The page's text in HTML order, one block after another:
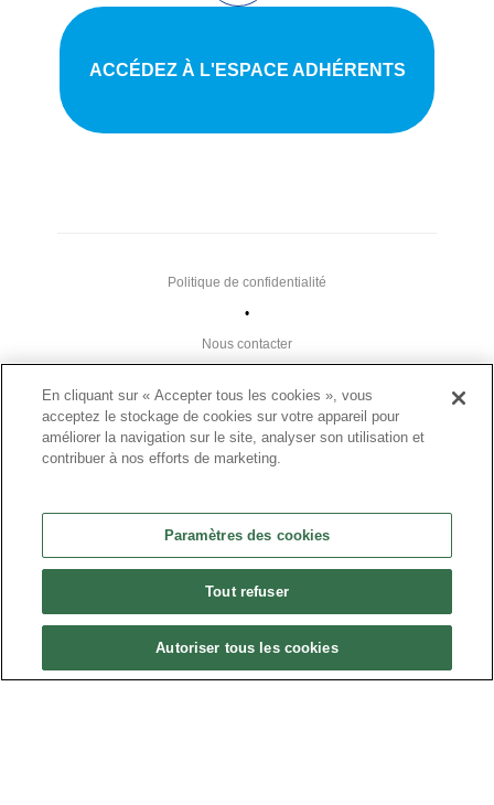
ACCÉDEZ À L'ESPACE ADHÉRENTS
Plan du site
•
Nous contacter
•
Politique de confidentialité
Mentions légales
•
CGU
•
FAQ
•
En cliquant sur « Accepter tous les cookies », vous
acceptez le stockage de cookies sur votre appareil pour
améliorer la navigation sur le site, analyser son utilisation et
contribuer à nos efforts de marketing.
Paramètres des cookies
Tout refuser
Autoriser tous les cookies